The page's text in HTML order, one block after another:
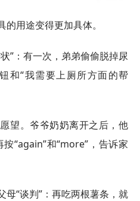
用途变得更加具体。
”：有一次，弟弟偷偷脱掉尿
和“我需要上厕所方面的帮
望。爷爷奶奶离开之后，他
“again”和“more”，告诉家
母“谈判”：再吃两根薯条，就